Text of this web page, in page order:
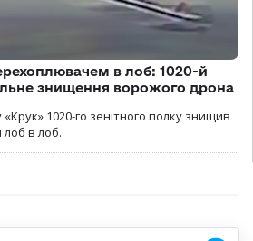
в лоб: 1020-й
знищення ворожого дрона
1020-го зенітного полку знищив
лоб в лоб.